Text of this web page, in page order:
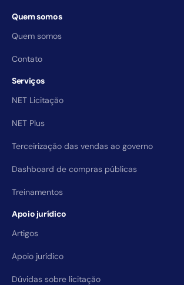
Quem somos
Quem somos
Contato
Serviços
NET Licitação
NET Plus
Terceirização das vendas ao governo
Dashboard de compras públicas
Treinamentos
Apoio jurídico
Artigos
Apoio jurídico
Dúvidas sobre licitação